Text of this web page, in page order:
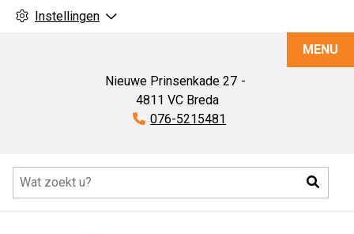
Instellingen
Nieuwe Prinsenkade 27
4811 VC Breda
Tel:
076-5215481
MENU